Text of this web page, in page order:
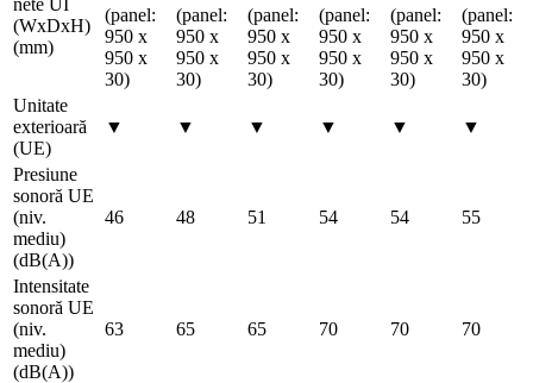
(WxDxH)
(mm)
(panel:
950 x
950 x
30)
(panel:
950 x
950 x
30)
(panel:
950 x
950 x
30)
(panel:
950 x
950 x
30)
(panel:
950 x
950 x
30)
(panel:
950 x
950 x
30)
Unitate
exterioară
(UE)
▼ ▼ ▼ ▼ ▼ ▼
Presiune
sonoră UE
(niv.
mediu)
(dB(A))
46 48 51 54 54 55
Intensitate
sonoră UE
(niv.
mediu)
(dB(A))
63 65 65 70 70 70